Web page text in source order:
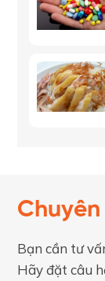
Bạn cần tư
Hãy đặt câu